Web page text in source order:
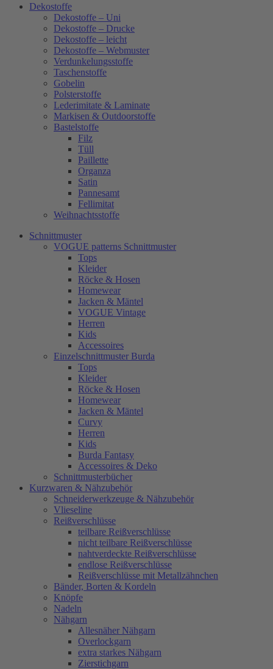
Dekostoffe
Dekostoffe – Uni
Dekostoffe – Drucke
Dekostoffe – leicht
Dekostoffe – Webmuster
Verdunkelungsstoffe
Taschenstoffe
Gobelin
Polsterstoffe
Lederimitate & Laminate
Markisen & Outdoorstoffe
Bastelstoffe
Filz
Tüll
Paillette
Organza
Satin
Pannesamt
Fellimitat
Weihnachtsstoffe
Schnittmuster
VOGUE patterns Schnittmuster
Tops
Kleider
Röcke & Hosen
Homewear
Jacken & Mäntel
VOGUE Vintage
Herren
Kids
Accessoires
Einzelschnittmuster Burda
Tops
Kleider
Röcke & Hosen
Homewear
Jacken & Mäntel
Curvy
Herren
Kids
Burda Fantasy
Accessoires & Deko
Schnittmusterbücher
Kurzwaren & Nähzubehör
Schneiderwerkzeuge & Nähzubehör
Vlieseline
Reißverschlüsse
teilbare Reißverschlüsse
nicht teilbare Reißverschlüsse
nahtverdeckte Reißverschlüsse
endlose Reißverschlüsse
Reißverschlüsse mit Metallzähnchen
Bänder, Borten & Kordeln
Knöpfe
Nadeln
Nähgarn
Allesnäher Nähgarn
Overlockgarn
extra starkes Nähgarn
Zierstichgarn